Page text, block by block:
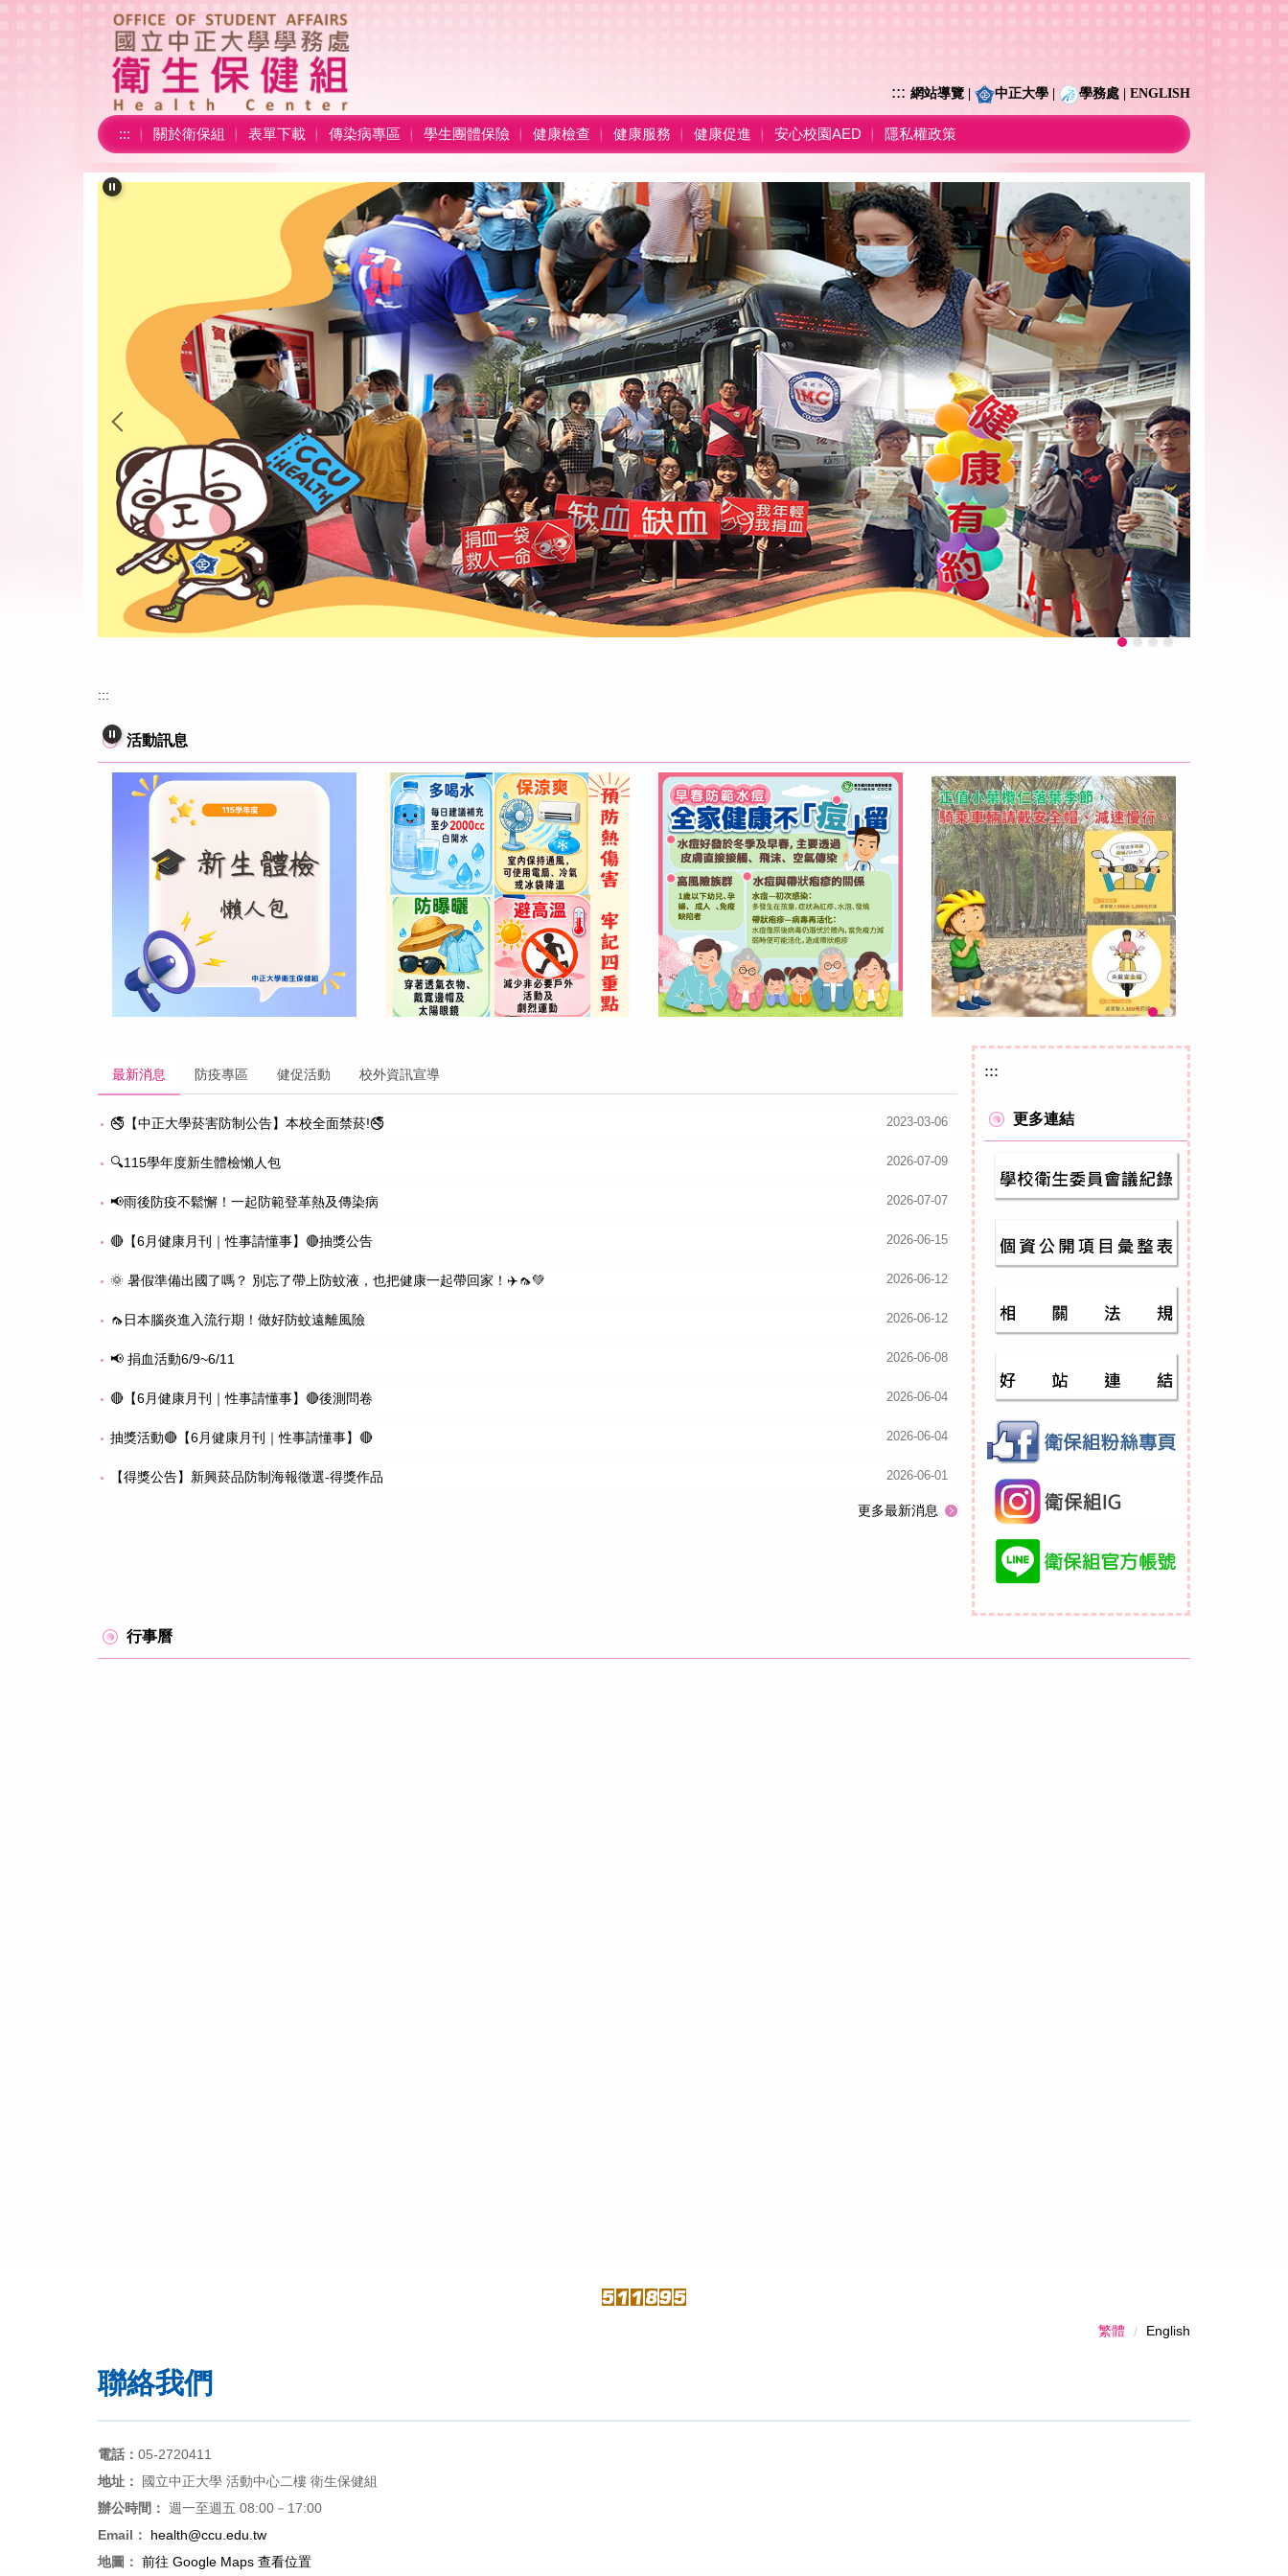
::: 網站導覽 | 中正大學 | 學務處 | ENGLISH
::: 關於衛保組 表單下載 傳染病專區 學生團體保險 健康檢查 健康服務 健康促進 安心校園AED 隱私權政策
:::
活動訊息
最新消息 防疫專區 健促活動 校外資訊宣導
🚭【中正大學菸害防制公告】本校全面禁菸!🚭 2023-03-06
🔍115學年度新生體檢懶人包 2026-07-09
📢雨後防疫不鬆懈！一起防範登革熱及傳染病 2026-07-07
🔴【6月健康月刊｜性事請懂事】🔴抽獎公告 2026-06-15
🌞 暑假準備出國了嗎？ 別忘了帶上防蚊液，也把健康一起帶回家！✈️🦟💚 2026-06-12
🦟日本腦炎進入流行期！做好防蚊遠離風險 2026-06-12
📢 捐血活動6/9~6/11 2026-06-08
🔴【6月健康月刊｜性事請懂事】🔴後測問卷 2026-06-04
抽獎活動🔴【6月健康月刊｜性事請懂事】🔴 2026-06-04
【得獎公告】新興菸品防制海報徵選-得獎作品 2026-06-01
更多最新消息
:::
更多連結
行事曆
繁體 English
聯絡我們
電話： 05-2720411
地址：
國立中正大學 活動中心二樓 衛生保健組
辦公時間： 週一至週五 08:00－17:00
Email：
health@ccu.edu.tw
地圖： 前往 Google Maps 查看位置